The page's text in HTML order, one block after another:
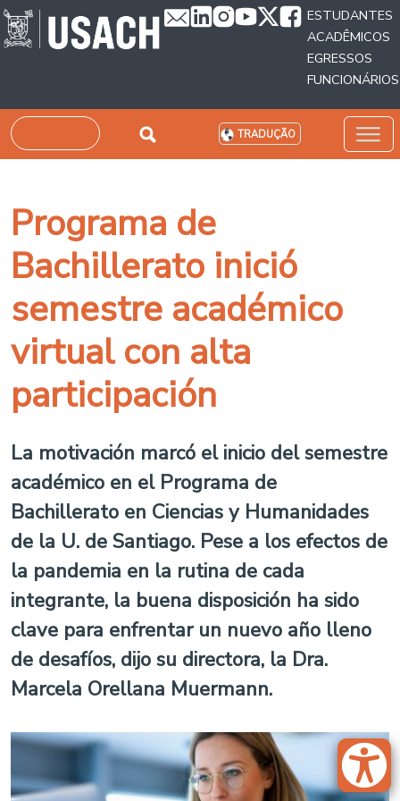
Passar para o conteúdo principal
ESTUDANTES
ACADÊMICOS
EGRESSOS
FUNCIONÁRIOS
Pesquisar TRADUÇÃO
Programa de
Bachillerato inició
semestre académico
virtual con alta
participación
La motivación marcó el inicio del semestre
académico en el Programa de
Bachillerato en Ciencias y Humanidades
de la U. de Santiago. Pese a los efectos de
la pandemia en la rutina de cada
integrante, la buena disposición ha sido
clave para enfrentar un nuevo año lleno
de desafíos, dijo su directora, la Dra.
Marcela Orellana Muermann.